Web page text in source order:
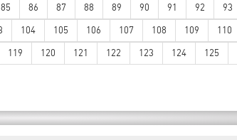
85 86 87 88 89 90 91 92 93
104 105 106 107 108 109 110
119 120 121 122 123 124 125